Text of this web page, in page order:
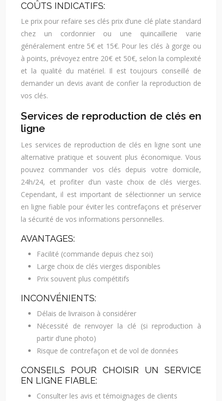
COÛTS INDICATIFS:
Le prix pour refaire ses clés prix d’une clé plate standard
chez un cordonnier ou une quincaillerie varie
généralement entre 5€ et 15€. Pour les clés à gorge ou
à points, prévoyez entre 20€ et 50€, selon la complexité
et la qualité du matériel. Il est toujours conseillé de
demander un devis avant de confier la reproduction de
vos clés.
Services de reproduction de clés en
ligne
Les services de reproduction de clés en ligne sont une
alternative pratique et souvent plus économique. Vous
pouvez commander vos clés depuis votre domicile,
24h/24, et profiter d’un vaste choix de clés vierges.
Cependant, il est important de sélectionner un service
en ligne fiable pour éviter les contrefaçons et préserver
la sécurité de vos informations personnelles.
AVANTAGES:
Facilité (commande depuis chez soi)
Large choix de clés vierges disponibles
Prix souvent plus compétitifs
INCONVÉNIENTS:
Délais de livraison à considérer
Nécessité de renvoyer la clé (si reproduction à
partir d’une photo)
Risque de contrefaçon et de vol de données
CONSEILS POUR CHOISIR UN SERVICE
EN LIGNE FIABLE:
Consulter les avis et témoignages de clients